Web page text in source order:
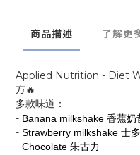
商品描述 了解更
Applied Nutrition - Diet
方🔥
多款味道：
- Banana milkshake 香蕉奶
- Strawberry milkshake 士
- Chocolate 朱古力